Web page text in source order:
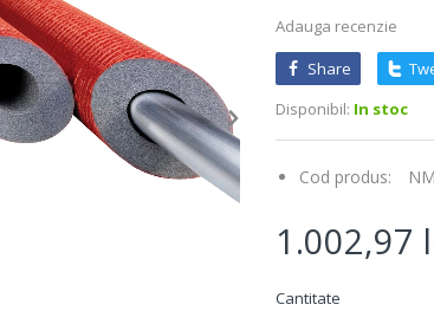
Adauga recenzie
Share
Disponibil: In stoc
Cod produs:
1.002,97
Cantitate